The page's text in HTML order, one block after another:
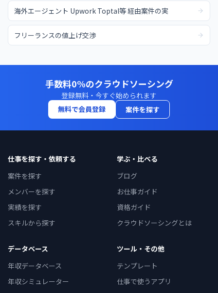
海外エージェント Upwork Toptal等 経由案件の実
フリーランスの値上げ交渉
手数料0%のクラウドソーシング
登録無料・今すぐ始められます
無料で会員登録
案件を探す
仕事を探す・依頼する
案件を探す
メンバーを探す
実績を探す
スキルから探す
学ぶ・比べる
ブログ
お仕事ガイド
資格ガイド
クラウドソーシングとは
データベース
年収データベース
年収シミュレーター
ツール・その他
テンプレート
仕事で使うアプリ